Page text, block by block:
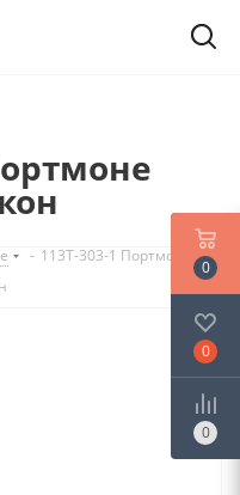
- 113T-303-1 Портмоне
0
0
0